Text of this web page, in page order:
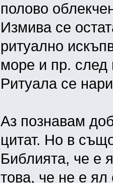
полово
Измива се
ритуално
море и пр. след
Ритуала се
Аз познавам
цитат. Но в
Библията, че е
това, че не е